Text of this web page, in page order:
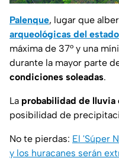
Palenque, lugar que
arqueológicas del estado
máxima de 37° y una
durante la mayor parte
condiciones soleadas.
La probabilidad de lluvia
posibilidad de
No te pierdas: El 'Súper
y los huracanes serán